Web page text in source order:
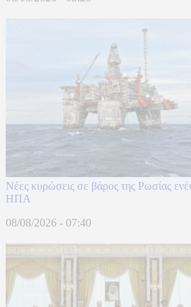
Νέες κυρώσεις σε βάρος της Ρωσίας
ΗΠΑ
08/08/2026 - 07:40